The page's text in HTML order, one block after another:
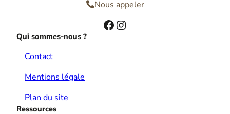
Nous appeler
Facebook Instagram
Qui sommes-nous ?
Contact
Mentions légale
Plan du site
Ressources